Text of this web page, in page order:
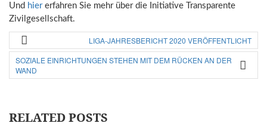
Und hiererfahren Sie mehr über die Initiative Transparente
Zivilgesellschaft.
LIGA-JAHRESBERICHT 2020 VERÖFFENTLICHT
SOZIALE EINRICHTUNGEN STEHEN MIT DEM RÜCKEN AN DER
WAND
RELATED POSTS